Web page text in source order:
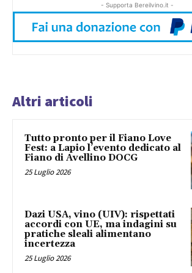
- Supporta Bereilvino.it -
Altri articoli
Tutto pronto per il Fiano Love
Fest: a Lapio l’evento dedicato al
Fiano di Avellino DOCG
25 Luglio 2026
Dazi USA, vino (UIV): rispettati
accordi con UE, ma indagini su
pratiche sleali alimentano
incertezza
25 Luglio 2026